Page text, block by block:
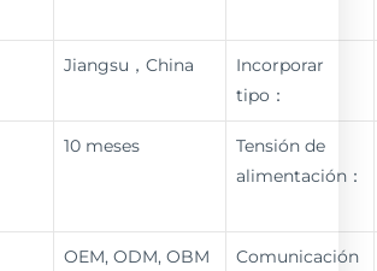
Jiangsu，China
Incorporar
tipo：
10 meses
Tensión de
alimentación：
OEM, ODM, OBM
Comunicación